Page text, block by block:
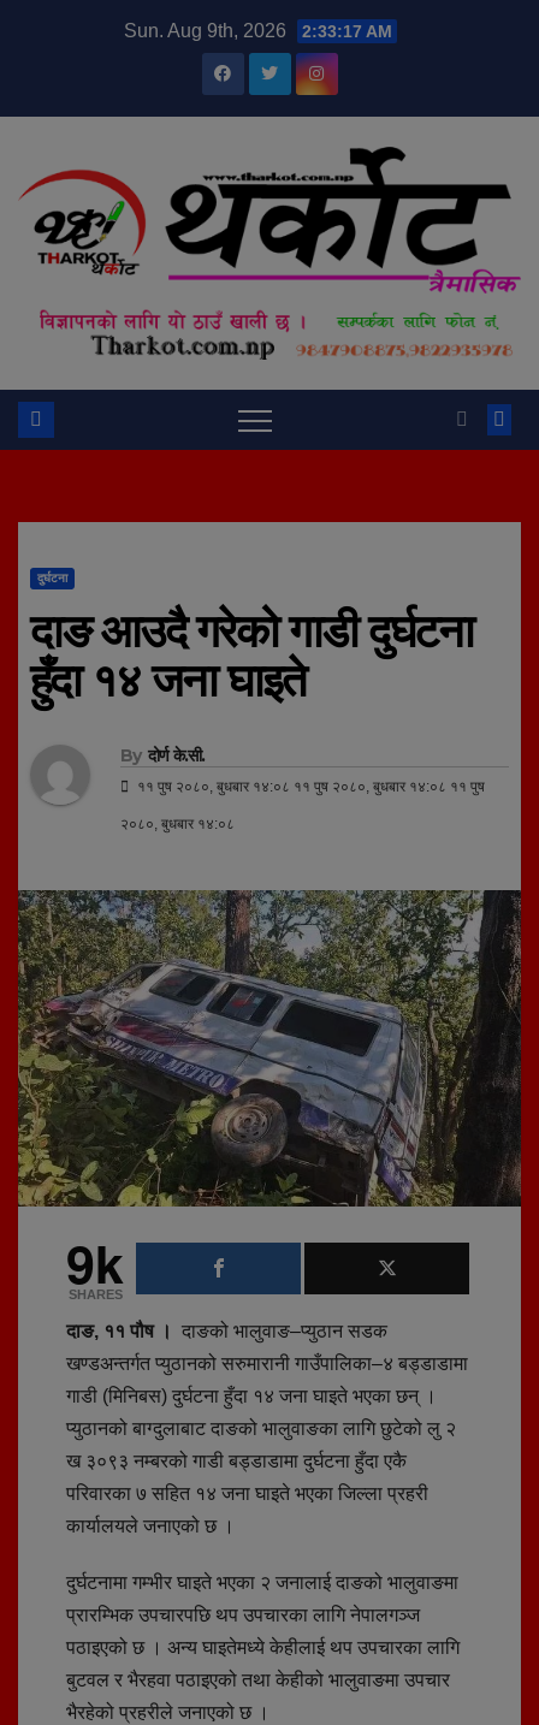
Sun. Aug 9th, 2026 2:33:18 AM
दुर्घटना
दाङ आउदै गरेको गाडी दुर्घटना
हुँदा १४ जना घाइते
By दोर्ण के.सी.
११ पुष २०८०, बुधबार १४:०८ ११ पुष २०८०, बुधबार १४:०८ ११ पुष
२०८०, बुधबार १४:०८
9k
SHARES
दाङ, ११ पौष ।
दाङको भालुवाङ–प्युठान सडक
खण्डअन्तर्गत प्युठानको सरुमारानी गाउँपालिका–४ बड्डाडामा
गाडी (मिनिबस) दुर्घटना हुँदा १४ जना घाइते भएका छन् ।
प्युठानको बाग्दुलाबाट दाङको भालुवाङका लागि छुटेको लु २
ख ३०९३ नम्बरको गाडी बड्डाडामा दुर्घटना हुँदा एकै
परिवारका ७ सहित १४ जना घाइते भएका जिल्ला प्रहरी
कार्यालयले जनाएको छ ।
दुर्घटनामा गम्भीर घाइते भएका २ जनालाई दाङको भालुवाङमा
प्रारम्भिक उपचारपछि थप उपचारका लागि नेपालगञ्ज
पठाइएको छ । अन्य घाइतेमध्ये केहीलाई थप उपचारका लागि
बुटवल र भैरहवा पठाइएको तथा केहीको भालुवाङमा उपचार
भैरहेको प्रहरीले जनाएको छ ।
modal-check